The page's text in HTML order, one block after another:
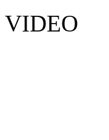
VIDEO